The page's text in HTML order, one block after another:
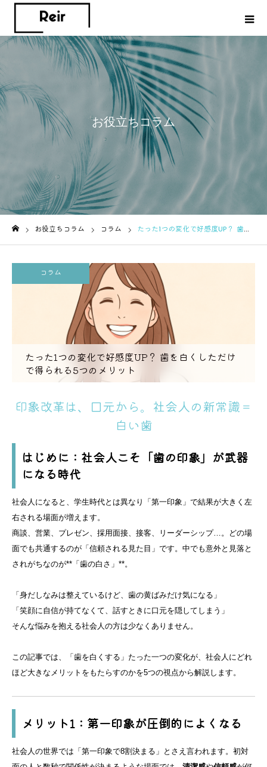
お役立ちコラム
お役立ちコラム コラム たった1つの変化で好感度UP？ 歯を白くしただけで得られる5つのメリット
コラム
たった1つの変化で好感度UP？ 歯を白くしただけ
で得られる5つのメリット
印象改革は、口元から。社会人の新常識＝
白い歯
はじめに：社会人こそ「歯の印象」が武器
になる時代
社会人になると、学生時代とは異なり「第一印象」で結果が大きく左
右される場面が増えます。
商談、営業、プレゼン、採用面接、接客、リーダーシップ…。どの場
面でも共通するのが「信頼される見た目」です。中でも意外と見落と
されがちなのが**「歯の白さ」**。
「身だしなみは整えているけど、歯の黄ばみだけ気になる」
「笑顔に自信が持てなくて、話すときに口元を隠してしまう」
そんな悩みを抱える社会人の方は少なくありません。
この記事では、「歯を白くする」たった一つの変化が、社会人にどれ
ほど大きなメリットをもたらすのかを5つの視点から解説します。
メリット1：第一印象が圧倒的によくなる
社会人の世界では「第一印象で8割決まる」とさえ言われます。初対